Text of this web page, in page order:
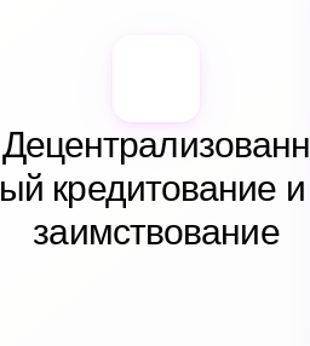
Децентрализованн
ый кредитование и
заимствование